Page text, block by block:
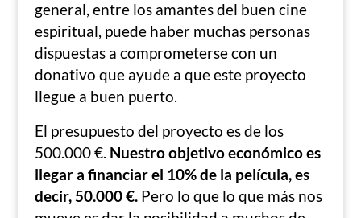
general, entre los amantes del buen cine
espiritual, puede haber muchas personas
dispuestas a comprometerse con un
donativo que ayude a que este proyecto
llegue a buen puerto.
El presupuesto del proyecto es de los
500.000 €. Nuestro objetivo económico es
llegar a financiar el 10% de la película, es
decir, 50.000 €.Pero lo que lo que más nos